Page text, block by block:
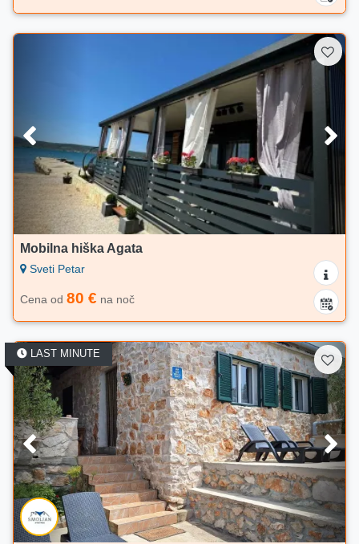
Mobilna hiška Agata
Sveti Petar
Cena od 80 € na noč
LAST MINUTE